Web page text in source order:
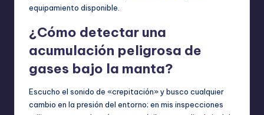
equipamiento disponible.
¿Cómo detectar una
acumulación peligrosa de
gases bajo la manta?
Escucho el sonido de «crepitación» y busco cualquier
cambio en la presión del entorno; en mis inspecciones